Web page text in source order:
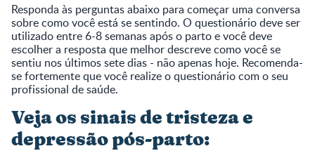
Responda às perguntas abaixo para começar uma conversa
sobre como você está se sentindo. O questionário deve ser
utilizado entre 6-8 semanas após o parto e você deve
escolher a resposta que melhor descreve como você se
sentiu nos últimos sete dias - não apenas hoje. Recomenda-
se fortemente que você realize o questionário com o seu
profissional de saúde.
Veja os sinais de tristeza e
depressão pós-parto: